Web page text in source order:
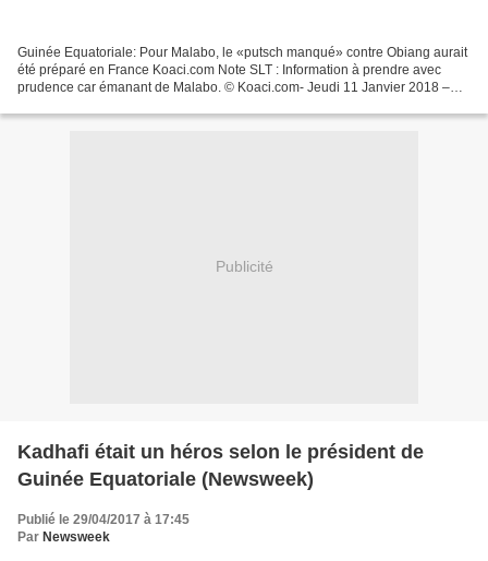
Guinée Equatoriale: Pour Malabo, le «putsch manqué» contre Obiang aurait
été préparé en France Koaci.com Note SLT : Information à prendre avec
prudence car émanant de Malabo. © Koaci.com- Jeudi 11 Janvier 2018 –
Publicité
Kadhafi était un héros selon le président de
Guinée Equatoriale (Newsweek)
Publié le 29/04/2017 à 17:45
Par Newsweek